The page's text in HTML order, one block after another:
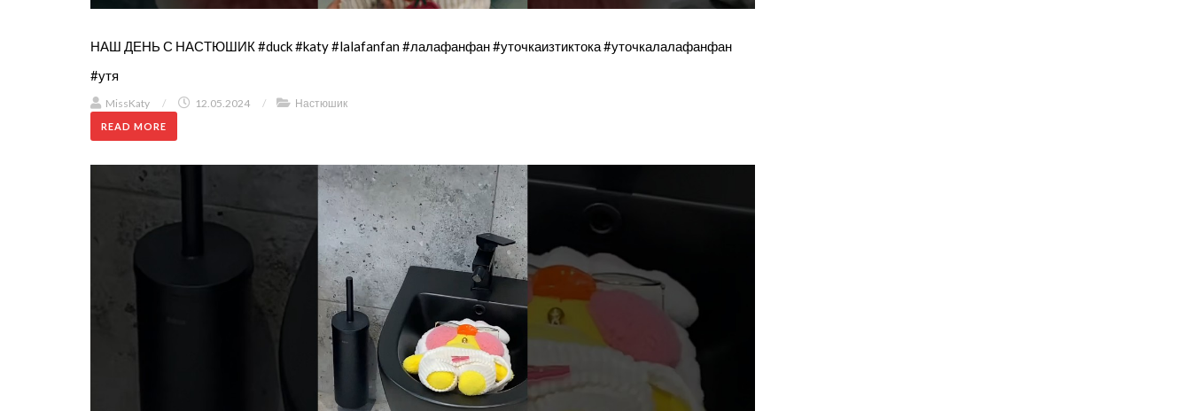
НАШ ДЕНЬ С НАСТЮШИК #duck #katy #lalafanfan #лалафанфан #уточкаизтиктока #уточкалалафанфан
#утя
MissKaty / 12.05.2024 / Настюшик
READ MORE